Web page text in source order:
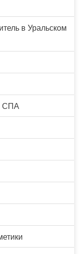
в Уральском
СПА